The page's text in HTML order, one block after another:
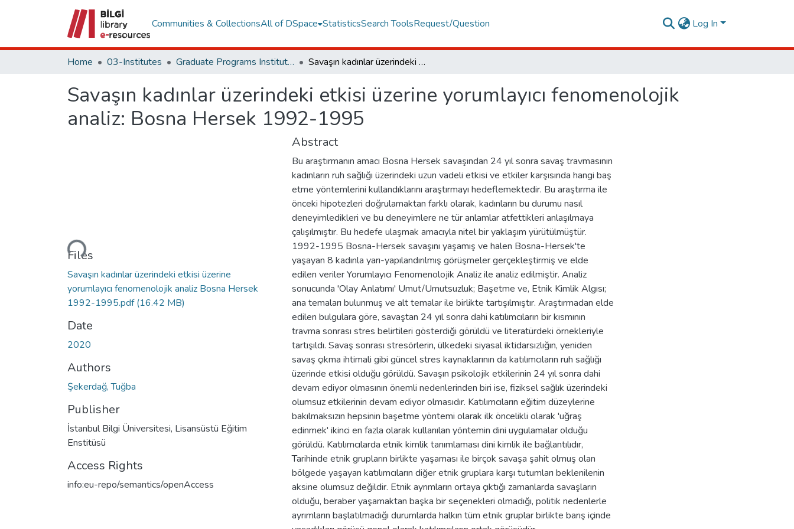
Communities & CollectionsAll of DSpace StatisticsSearch ToolsRequest/Question Log In
Home 03-Institutes Graduate Programs Institute Thesis Collection Savaşın kadınlar üzerindeki etkisi üzerine yorumlayıcı fenomenolojik analiz: Bosna Hersek 1992-1995
Savaşın kadınlar üzerindeki etkisi üzerine yorumlayıcı fenomenolojik
analiz: Bosna Hersek 1992-1995
Loading...
Files
Savaşın kadınlar üzerindeki etkisi üzerine
yorumlayıcı fenomenolojik analiz Bosna Hersek
1992-1995.pdf(16.42 MB)
Date
2020
Authors
Şekerdağ, Tuğba
Publisher
İstanbul Bilgi Üniversitesi, Lisansüstü Eğitim
Enstitüsü
Access Rights
info:eu-repo/semantics/openAccess
Abstract
Bu araştırmanın amacı Bosna Hersek savaşından 24 yıl sonra savaş travmasının
kadınların ruh sağlığı üzerindeki uzun vadeli etkisi ve etkiler karşısında hangi baş
etme yöntemlerini kullandıklarını araştırmayı hedeflemektedir. Bu araştırma ile
önceki hipotezleri doğrulamaktan farklı olarak, kadınların bu durumu nasıl
deneyimledikleri ve bu deneyimlere ne tür anlamlar atfettikleri anlaşılmaya
çalışılmıştır. Bu hedefe ulaşmak amacıyla nitel bir yaklaşım yürütülmüştür.
1992-1995 Bosna-Hersek savaşını yaşamış ve halen Bosna-Hersek'te
yaşayan 8 kadınla yarı-yapılandırılmış görüşmeler gerçekleştirmiş ve elde
edilen veriler Yorumlayıcı Fenomenolojik Analiz ile analiz edilmiştir. Analiz
sonucunda 'Olay Anlatımı' Umut/Umutsuzluk; Başetme ve, Etnik Kimlik Algısı;
ana temaları bulunmuş ve alt temalar ile birlikte tartışılmıştır. Araştırmadan elde
edilen bulgulara göre, savaştan 24 yıl sonra dahi katılımcıların bir kısmının
travma sonrası stres belirtileri gösterdiği görüldü ve literatürdeki örnekleriyle
tartışıldı. Savaş sonrası stresörlerin, ülkedeki siyasal iktidarsızlığın, yeniden
savaş çıkma ihtimali gibi güncel stres kaynaklarının da katılımcıların ruh sağlığı
üzerinde etkisi olduğu görüldü. Savaşın psikolojik etkilerinin 24 yıl sonra dahi
devam ediyor olmasının önemli nedenlerinden biri ise, fiziksel sağlık üzerindeki
olumsuz etkilerinin devam ediyor olmasıdır. Katılımcıların eğitim düzeylerine
bakılmaksızın hepsinin başetme yöntemi olarak ilk öncelikli olarak 'uğraş
edinmek' ikinci en fazla olarak kullanılan yöntemin dini uygulamalar olduğu
görüldü. Katılımcılarda etnik kimlik tanımlaması dini kimlik ile bağlantılıdır,
Tarihinde etnik grupların birlikte yaşaması ile birçok savaşa şahit olmuş olan
bölgede yaşayan katılımcıların diğer etnik gruplara karşı tutumları beklenilenin
aksine olumsuz değildir. Etnik ayrımların ortaya çıktığı zamanlarda savaşların
olduğu, beraber yaşamaktan başka bir seçenekleri olmadığı, politik nedenlerle
ayrımların başlatılmadığı durumlarda halkın tüm etnik gruplar birlikte barış içinde